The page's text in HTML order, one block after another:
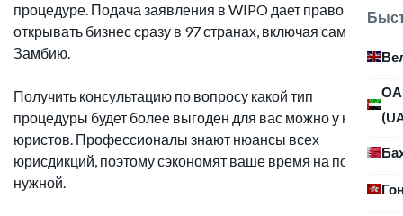
процедуре. Подача заявления в WIPO дает право
открывать бизнес сразу в 97 странах, включая саму
Замбию.
Получить консультацию по вопросу какой тип
процедуры будет более выгоден для вас можно у наших
юристов. Профессионалы знают нюансы всех
юрисдикций, поэтому сэкономят ваше время на поиски
нужной.